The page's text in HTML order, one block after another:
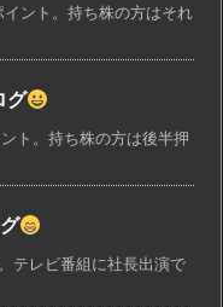
ント。持ち株の方はそれ
グ
ト。持ち株の方は後半押
テレビ番組に社長出演で